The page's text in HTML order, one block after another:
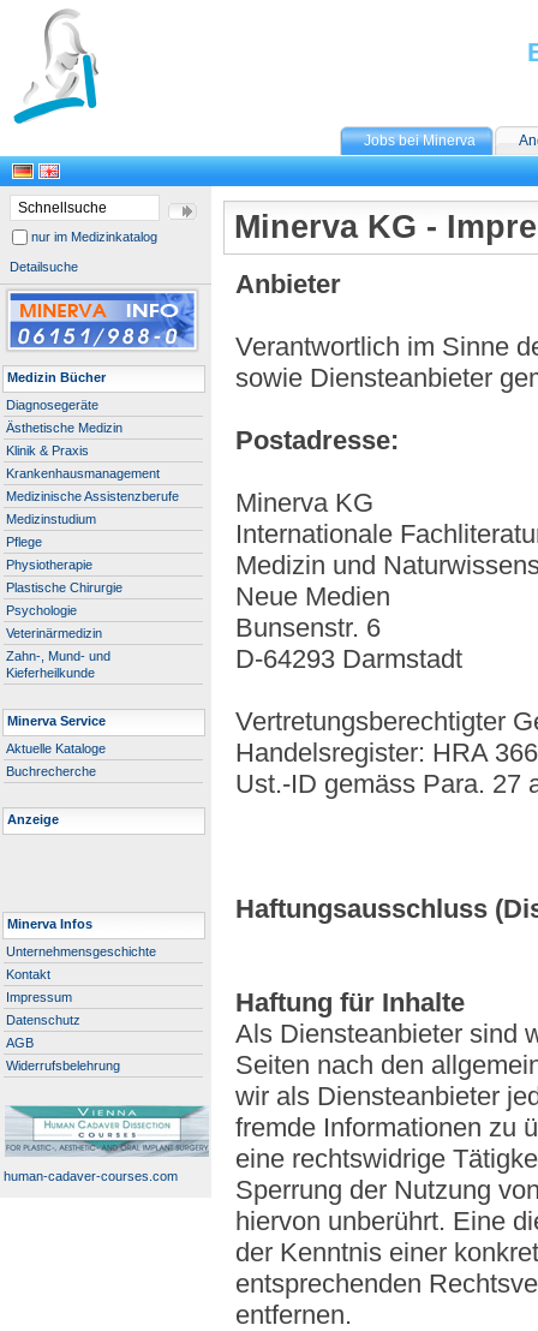
Jobs bei Minerva
nur im Medizinkatalog
Detailsuche
Medizin Bücher
Diagnosegeräte
Ästhetische Medizin
Klinik & Praxis
Krankenhausmanagement
Medizinische Assistenzberufe
Medizinstudium
Pflege
Physiotherapie
Plastische Chirurgie
Psychologie
Veterinärmedizin
Zahn-, Mund- und
Kieferheilkunde
Minerva Service
Aktuelle Kataloge
Buchrecherche
Anzeige
Minerva Infos
Unternehmensgeschichte
Kontakt
Impressum
Datenschutz
AGB
Widerrufsbelehrung
human-cadaver-courses.com
Minerva KG -
Anbieter
Verantwortlich im Sinne
sowie Diensteanbieter
Postadresse:
Minerva KG
Internationale
Medizin und
Neue Medien
Bunsenstr. 6
D-64293 Darmstadt
Vertretungsberechtigter
Handelsregister: HRA
Ust.-ID gemäss Para. 27
Haftungsausschluss
Haftung für Inhalte
Als Diensteanbieter sind
Seiten nach den
wir als Diensteanbieter
fremde Informationen zu
eine rechtswidrige
Sperrung der Nutzung
hiervon unberührt. Eine
der Kenntnis einer
entsprechenden
entfernen.